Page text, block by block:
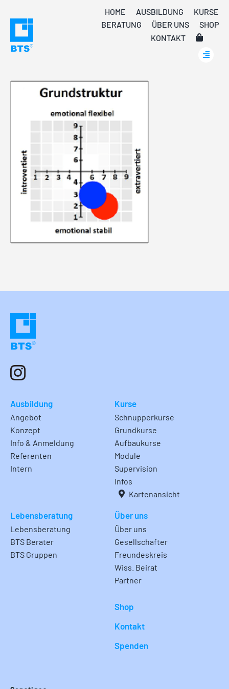
content
HOME AUSBILDUNG
KURSE
BERATUNG
ÜBER UNS
SHOP
KONTAKT
Ausbildung
Angebot
Konzept
Info & Anmeldung
Referenten
Intern
Kurse
Schnupperkurse
Grundkurse
Aufbaukurse
Module
Supervision
Infos
Kartenansicht
Lebensberatung
Lebensberatung
BTS Berater
BTS Gruppen
Über uns
Über uns
Gesellschafter
Freundeskreis
Wiss. Beirat
Partner
Shop
Kontakt
Spenden